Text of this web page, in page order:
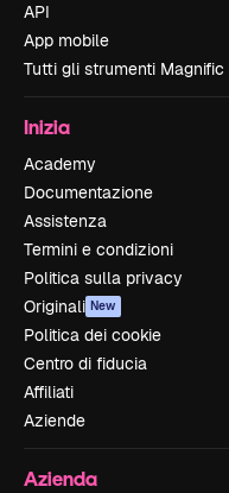
API
App mobile
Tutti gli strumenti Magnific
Inizia
Academy
Documentazione
Assistenza
Termini e condizioni
Politica sulla privacy
Originali New
Politica dei cookie
Centro di fiducia
Affiliati
Aziende
Azienda